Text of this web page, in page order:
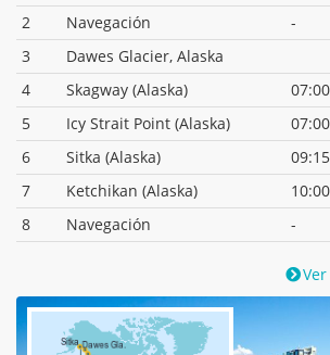
2
Navegación -
3
Dawes Glacier, Alaska
4
Skagway (Alaska) 07:00
5
Icy Strait Point (Alaska) 07:00
6
Sitka (Alaska) 09:15
7
Ketchikan (Alaska) 10:00
8
Navegación -